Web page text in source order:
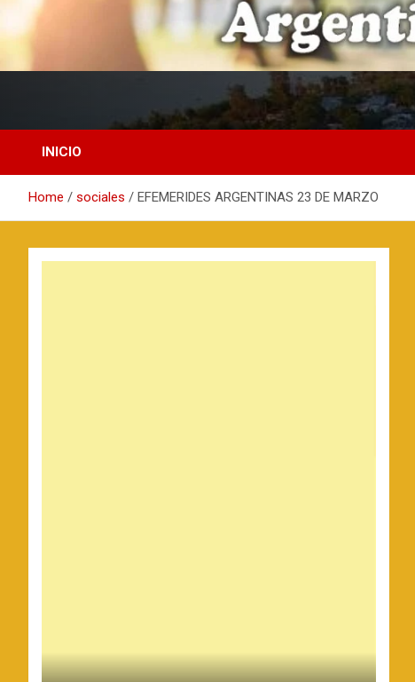
fmsonrysas.com.ar
INICIO
Home sociales EFEMERIDES ARGENTINAS 23 DE MARZO